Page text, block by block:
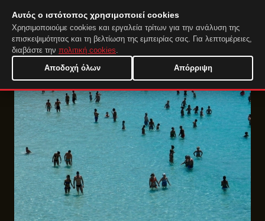
DuckTip.com
Αυτός ο ιστότοπος χρησιμοποιεί cookies
Χρησιμοποιούμε cookies και εργαλεία τρίτων για την ανάλυση της
επισκεψιμότητας και τη βελτίωση της εμπειρίας σας. Για λεπτομέρειες,
διαβάστε την πολιτική cookies.
Αποδοχή όλων
Απόρριψη